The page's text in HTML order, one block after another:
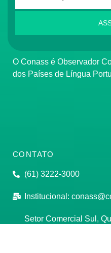
O Conass é Observador Consultivo da Comunidade
dos Países de Língua
CONTATO
(61) 3222-3000
Institucional:
Setor Comercial Sul,